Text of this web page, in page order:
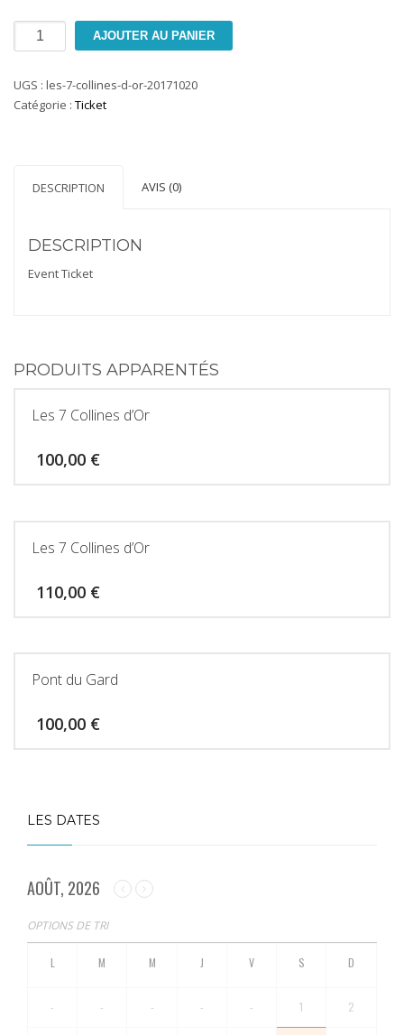
quantité
de
7
Collines
AJOUTER AU PANIER
UGS : les-7-collines-d-or-20171020
Catégorie : Ticket
DESCRIPTION AVIS (0)
DESCRIPTION
Event Ticket
PRODUITS APPARENTÉS
Les 7 Collines d’Or
100,00 €
Les 7 Collines d’Or
110,00 €
Pont du Gard
100,00 €
LES DATES
AOÛT, 2026
OPTIONS DE TRI
- - - - - 1 2